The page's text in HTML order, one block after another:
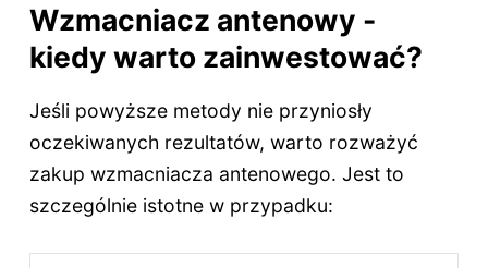
Wzmacniacz antenowy -
kiedy warto zainwestować?
Jeśli powyższe metody nie przyniosły
oczekiwanych rezultatów, warto rozważyć
zakup wzmacniacza antenowego. Jest to
szczególnie istotne w przypadku: